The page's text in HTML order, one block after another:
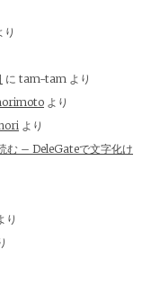
り
に tam-tam より
より
より
む – DeleGateで文字化け
り